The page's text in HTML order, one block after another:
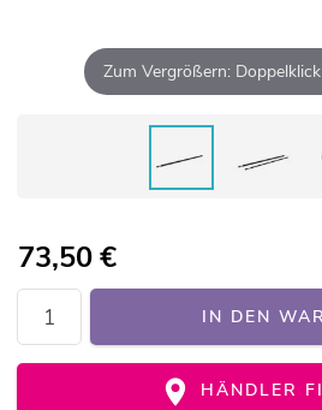
Zum Vergrößern:
73,50€
IN DEN
HÄNDLER